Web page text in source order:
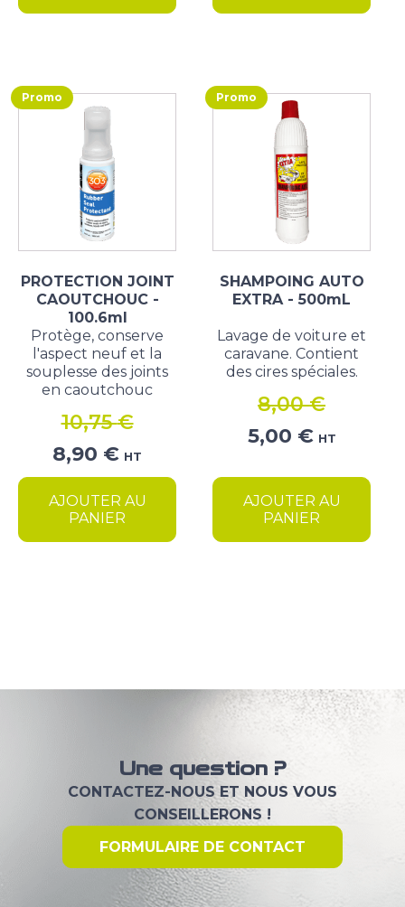
17,14 €.
13,90 €.
Promo
PROTECTION JOINT
CAOUTCHOUC -
100.6ml
Protège, conserve
l'aspect neuf et la
souplesse des joints
en caoutchouc
10,75€
Le
initial
était :
10,75 €.
8,90 €Le
actuel
est :
8,90 €.
HT
AJOUTER AU
PANIER
Promo
SHAMPOING AUTO
EXTRA - 500mL
Lavage de voiture et
caravane. Contient
des cires spéciales.
8,00€
Le
initial
était :
8,00 €.
5,00 €Le
actuel
est :
5,00 €.
HT
AJOUTER AU
PANIER
Une question ?
CONTACTEZ-NOUS ET NOUS VOUS
CONSEILLERONS !
FORMULAIRE DE CONTACT